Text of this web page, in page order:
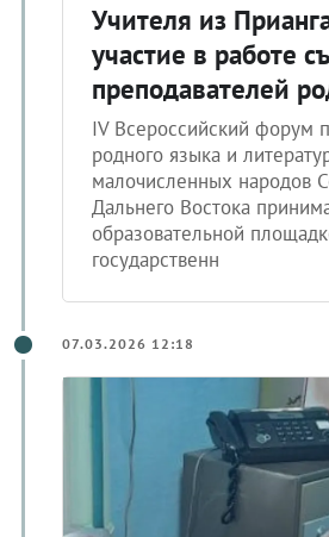
Учителя из
участие в работе
преподавателей
IV Всероссийский форум
родного языка и
малочисленных народов
Дальнего Востока
образовательной
государственн
07.03.2026 12:18